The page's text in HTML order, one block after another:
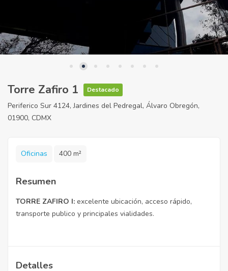
Torre Zafiro 1 Destacado
Periferico Sur 4124, Jardines del Pedregal, Álvaro Obregón,
01900, CDMX
Oficinas 400 m²
Resumen
TORRE ZAFIRO I: excelente ubicación, acceso rápido,
transporte publico y principales vialidades.
Detalles